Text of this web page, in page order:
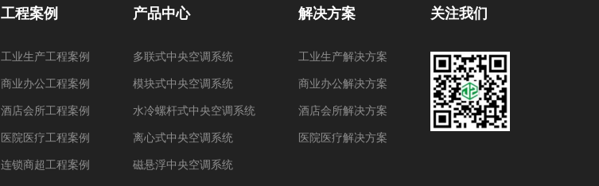
工程案例
工业生产工程案例
商业办公工程案例
酒店会所工程案例
医院医疗工程案例
连锁商超工程案例
产品中心
多联式中央空调系统
模块式中央空调系统
水冷螺杆式中央空调系统
离心式中央空调系统
磁悬浮中央空调系统
解决方案
工业生产解决方案
商业办公解决方案
酒店会所解决方案
医院医疗解决方案
关注我们